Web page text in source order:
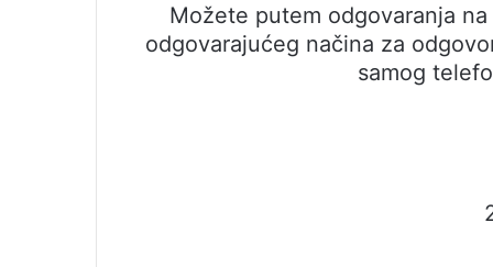
Možete putem odgovaranja
odgovarajućeg načina za
samog